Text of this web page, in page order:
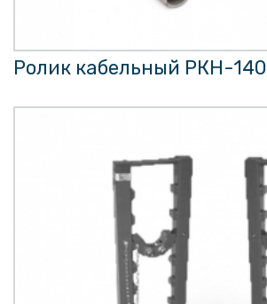
Ролик кабельный РКН-140